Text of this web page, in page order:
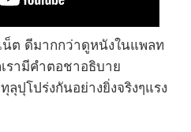
ต ดีมากกว่าดูหนังในแพลท
รามีคำตอชาอธิบาย
ปุโปร่งกันอย่างยิ่งจริงๆแรง